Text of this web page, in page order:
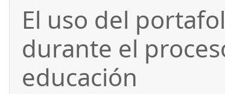
El uso del
durante el
educación